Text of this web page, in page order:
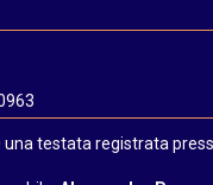
una testata registrata